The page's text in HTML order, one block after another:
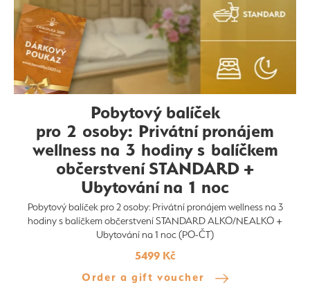
Pobytový balíček
pro 2 osoby: Privátní pronájem
wellness na 3 hodiny s balíčkem
občerstvení STANDARD +
Ubytování na 1 noc
Pobytový balíček pro 2 osoby: Privátní pronájem wellness na 3
hodiny s balíčkem občerstvení STANDARD ALKO/NEALKO +
Ubytování na 1 noc (PO-ČT)
5499 Kč
Order a gift voucher